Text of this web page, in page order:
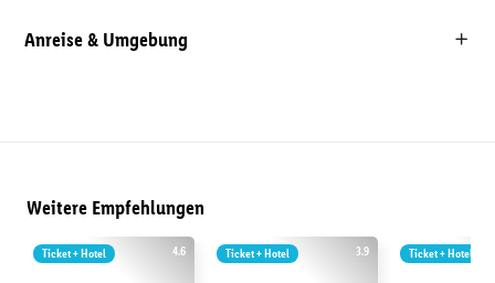
Anreise & Umgebung
Weitere Empfehlungen
4.6
Ticket + Hotel 3.9
Ticket + Hotel Ticket + Hotel